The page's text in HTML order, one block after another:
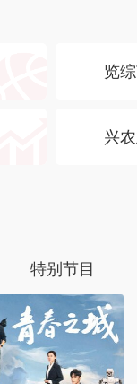
览
兴
特别节目